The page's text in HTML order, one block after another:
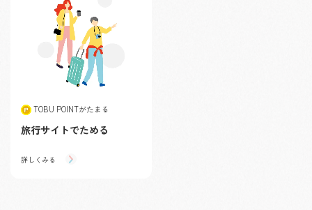
TOBU POINTがたまる
旅行サイトでためる
詳しくみる